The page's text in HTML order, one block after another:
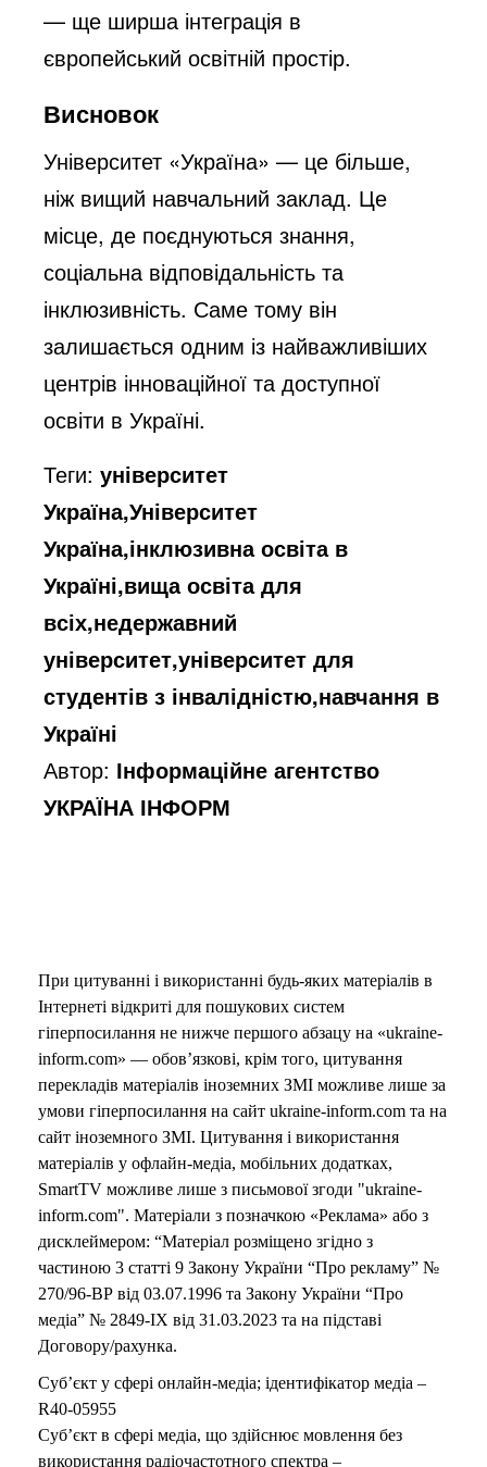
— ще ширша інтеграція в
європейський освітній простір.
Висновок
Університет «Україна» — це більше,
ніж вищий навчальний заклад. Це
місце, де поєднуються знання,
соціальна відповідальність та
інклюзивність. Саме тому він
залишається одним із найважливіших
центрів інноваційної та доступної
освіти в Україні.
Теги:університет
Україна,Університет
Україна,інклюзивна освіта в
Україні,вища освіта для
всіх,недержавний
університет,університет для
студентів з інвалідністю,навчання в
Україні
Автор: Інформаційне агентство
УКРАЇНА ІНФОРМ
При цитуванні і використанні будь-яких матеріалів в
Інтернеті відкриті для пошукових систем
гіперпосилання не нижче першого абзацу на «ukraine-
inform.com» — обов’язкові, крім того, цитування
перекладів матеріалів іноземних ЗМІ можливе лише за
умови гіперпосилання на сайт ukraine-inform.com та на
сайт іноземного ЗМІ. Цитування і використання
матеріалів у офлайн-медіа, мобільних додатках,
SmartTV можливе лише з письмової згоди "ukraine-
inform.com". Матеріали з позначкою «Реклама» або з
дисклеймером: “Матеріал розміщено згідно з
частиною 3 статті 9 Закону України “Про рекламу” №
270/96-ВР від 03.07.1996 та Закону України “Про
медіа” № 2849-IX від 31.03.2023 та на підставі
Договору/рахунка.
Суб’єкт у сфері онлайн-медіа; ідентифікатор медіа –
R40-05955
Суб’єкт в сфері медіа, що здійснює мовлення без
використання радіочастотного спектра –